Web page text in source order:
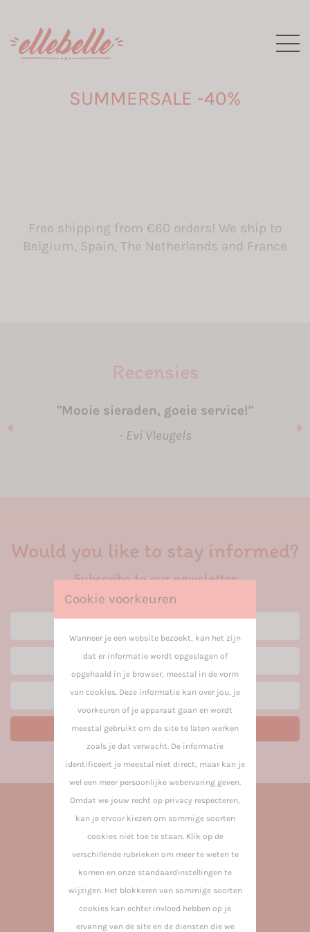
SUMMERSALE -40%
Free shipping from €60 orders! We ship to
Belgium, Spain, The Netherlands and France
Recensies
Mooie sieraden, goeie service!
Evi Vleugels
Would you like to stay informed?
Subscribe to our newsletter
Cookie voorkeuren
Wanneer je een website bezoekt, kan het zijn
dat er informatie wordt opgeslagen of
opgehaald in je browser, meestal in de vorm
van cookies. Deze informatie kan over jou, je
voorkeuren of je apparaat gaan en wordt
meestal gebruikt om de site te laten werken
zoals je dat verwacht. De informatie
identificeert je meestal niet direct, maar kan je
wel een meer persoonlijke webervaring geven.
Omdat we jouw recht op privacy respecteren,
kan je ervoor kiezen om sommige soorten
cookies niet toe te staan. Klik op de
verschillende rubrieken om meer te weten te
komen en onze standaardinstellingen te
wijzigen. Het blokkeren van sommige soorten
cookies kan echter invloed hebben op je
ervaring van de site en de diensten die we